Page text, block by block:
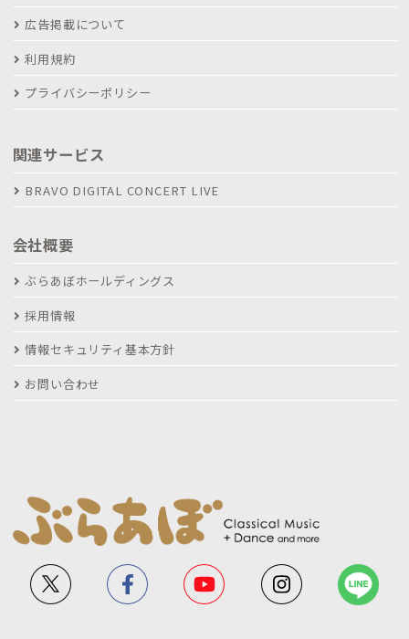
広告掲載について
利用規約
プライバシーポリシー
関連サービス
BRAVO DIGITAL CONCERT LIVE
会社概要
ぶらあぼホールディングス
採用情報
情報セキュリティ基本方針
お問い合わせ